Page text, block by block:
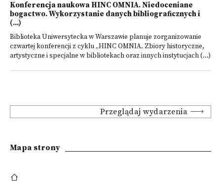
Konferencja naukowa HINC OMNIA. Niedoceniane
bogactwo. Wykorzystanie danych bibliograficznych i
(...)
Biblioteka Uniwersytecka w Warszawie planuje zorganizowanie
czwartej konferencji z cyklu „HINC OMNIA. Zbiory historyczne,
artystyczne i specjalne w bibliotekach oraz innych instytucjach (...)
Przeglądaj wydarzenia
Mapa strony